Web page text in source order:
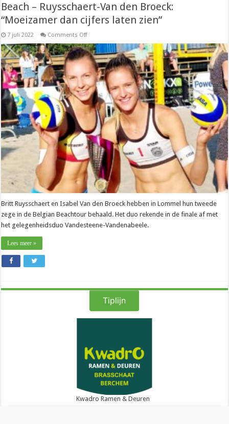
Beach – Ruysschaert-Van den Broeck:
“Moeizamer dan cijfers laten zien”
7 juli 2022 Comments Offon
–
Ruysschaert-
Van
den
Broeck:
“Moeizamer
dan
cijfers
laten
zien”
Britt Ruysschaert en Isabel Van den Broeck hebben in Lommel hun tweede
zege in de Belgian Beachtour behaald. Het duo rekende in de finale af met
het gelegenheidsduo Vandesteene-Vandenabeele.
Lees meer »
Tiplijn
Kwadro Ramen & Deuren